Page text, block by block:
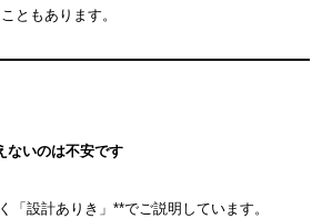
ともあります。
ないのは不安です
「設計ありき」**でご説明しています。